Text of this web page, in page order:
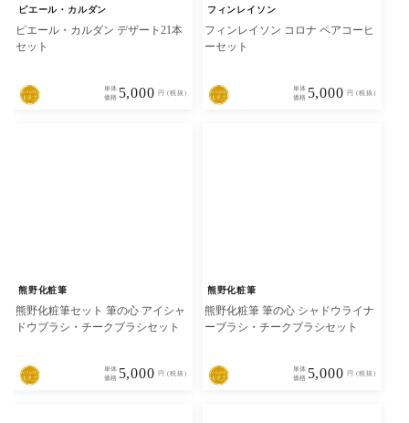
ピエール・カルダン
ピエール・カルダン デザート21本
セット
単体
価格 5,000 円 (税抜)
フィンレイソン
フィンレイソン コロナ ペアコーヒ
ーセット
単体
価格 5,000 円 (税抜)
熊野化粧筆
熊野化粧筆セット 筆の心 アイシャ
ドウブラシ・チークブラシセット
単体
価格 5,000 円 (税抜)
熊野化粧筆
熊野化粧筆 筆の心 シャドウライナ
ーブラシ・チークブラシセット
単体
価格 5,000 円 (税抜)